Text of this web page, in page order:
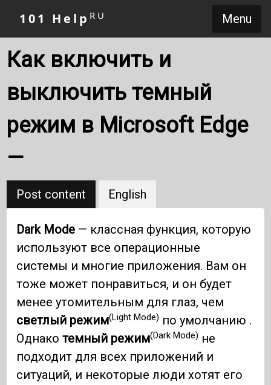
Menu
101 Help RU
Как включить и
выключить темный
режим в Microsoft Edge
—
Post content English
Dark Mode — классная функция, которую
используют все операционные
системы и многие приложения. Вам он
тоже может понравиться, и он будет
менее утомительным для глаз, чем
светлый режим(Light Mode) по умолчанию .
Однакотемный режим(Dark Mode) не
подходит для всех приложений и
ситуаций, и некоторые люди хотят его